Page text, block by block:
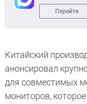
Перейти
Китайский
анонсировал
для совместимых
мониторов,